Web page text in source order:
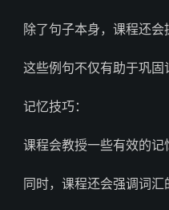
除了句子本身，课程还
这些例句不仅有助于巩固
记忆技巧：
课程会教授一些有效的记
同时，课程还会强调词汇